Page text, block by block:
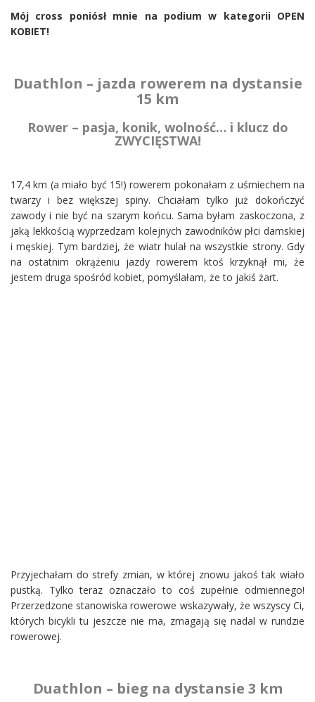
Mój cross poniósł mnie na podium w kategorii OPEN
KOBIET!
Duathlon – jazda rowerem na dystansie
15 km
Rower – pasja, konik, wolność… i klucz do
ZWYCIĘSTWA!
17,4 km (a miało być 15!) rowerem pokonałam z uśmiechem na
twarzy i bez większej spiny. Chciałam tylko już dokończyć
zawody i nie być na szarym końcu. Sama byłam zaskoczona, z
jaką lekkością wyprzedzam kolejnych zawodników płci damskiej
i męskiej. Tym bardziej, że wiatr hulał na wszystkie strony. Gdy
na ostatnim okrążeniu jazdy rowerem ktoś krzyknął mi, że
jestem druga spośród kobiet, pomyślałam, że to jakiś żart.
Przyjechałam do strefy zmian, w której znowu jakoś tak wiało
pustką. Tylko teraz oznaczało to coś zupełnie odmiennego!
Przerzedzone stanowiska rowerowe wskazywały, że wszyscy Ci,
których bicykli tu jeszcze nie ma, zmagają się nadal w rundzie
rowerowej.
Duathlon – bieg na dystansie 3 km